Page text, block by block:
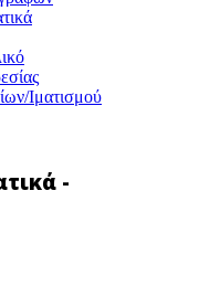
Ιματισμού
-